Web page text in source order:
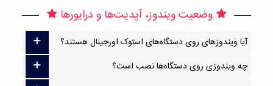
وضعیت ویندوز، آپدیت‌ها و درایورها
آیا ویندوزهای روی دستگاه‌های استوک اورجینال هستند؟
چه ویندوزی روی دستگاه‌ها نصب است؟